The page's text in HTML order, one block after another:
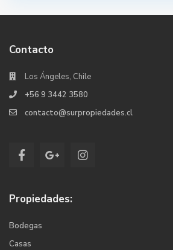
Contacto
Los Ángeles, Chile
+56 9 3442 3580
contacto@surpropiedades.cl
Propiedades:
Bodegas
Casas